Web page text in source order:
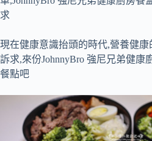
求
現在健康意識抬頭的時代,營養健
訴求,來份JohnnyBro 強尼兄弟健康
餐點吧